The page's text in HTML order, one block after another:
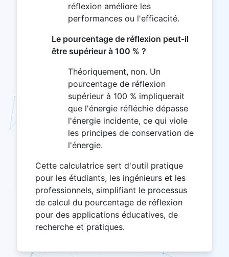
réflexion améliore les
performances ou l'efficacité.
Le pourcentage de réflexion peut-il
être supérieur à 100 % ?
Théoriquement, non. Un
pourcentage de réflexion
supérieur à 100 % impliquerait
que l'énergie réfléchie dépasse
l'énergie incidente, ce qui viole
les principes de conservation de
l'énergie.
Cette calculatrice sert d'outil pratique
pour les étudiants, les ingénieurs et les
professionnels, simplifiant le processus
de calcul du pourcentage de réflexion
pour des applications éducatives, de
recherche et pratiques.